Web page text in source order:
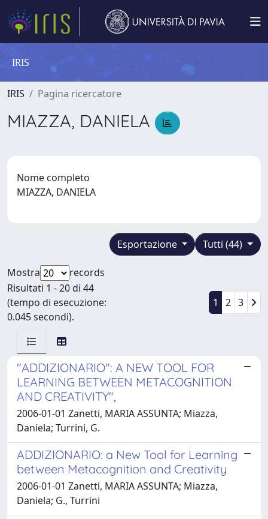
IRIS
IRIS Pagina ricercatore
MIAZZA, DANIELA
Nome completo
MIAZZA, DANIELA
Tutti (44)
Esportazione
Mostra
records
Risultati 1 - 20 di 44
(tempo di esecuzione:
0.045 secondi).
1 2 3
"ADDIZIONARIO": A NEW TOOL FOR
LEARNING BETWEEN METACOGNITION
AND CREATIVITY",
2006-01-01 Zanetti, MARIA ASSUNTA; Miazza,
Daniela; Turrini, G.
ADDIZIONARIO: a New Tool for Learning
between Metacognition and Creativity
2006-01-01 Zanetti, MARIA ASSUNTA; Miazza,
Daniela; G., Turrini